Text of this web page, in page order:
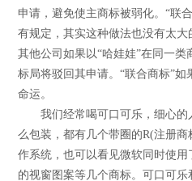
申请，避免使主商标被弱化。“联
有规定，其实这种做法也没有太大
其他公司如果以“哈娃娃”在同一
标局将驳回其申请。“联合商标”
命运。
我们经常喝可口可乐，细心的
么包装，都有几个带圈的R(注册
作系统，也可以看见微软同时使用
的视窗图案等几个商标。可口可